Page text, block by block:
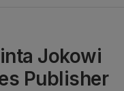
Jokowi
Publisher